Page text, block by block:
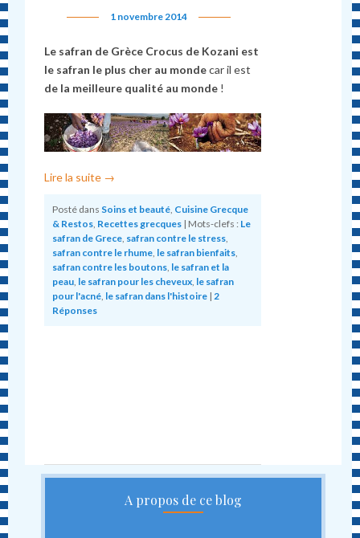
1 novembre 2014
Le safran de Grèce Crocus de Kozani est
le safran le plus cher au mondecar il est
de la meilleure qualité au monde !
Lire la suite →
Posté dans Soins et beauté Cuisine Grecque
& Restos Recettes grecques | Mots-clefs : Le
safran de Grece safran contre le stress
safran contre le rhume le safran bienfaits
safran contre les boutons le safran et la
peau le safran pour les cheveux le safran
pour l'acné le safran dans l'histoire | 2
Réponses
A propos de ce blog